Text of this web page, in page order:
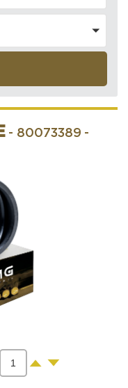
- 80073389 -
+ -